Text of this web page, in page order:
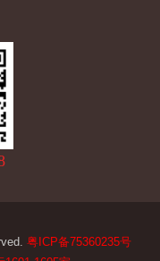
粤ICP备75360235号